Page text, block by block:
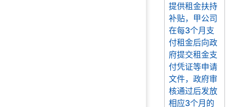
提供租金扶持
补贴，甲公司
在每3个月支
付租金后向政
府提交租金支
付凭证等申请
文件，政府审
核通过后发放
相应3个月的